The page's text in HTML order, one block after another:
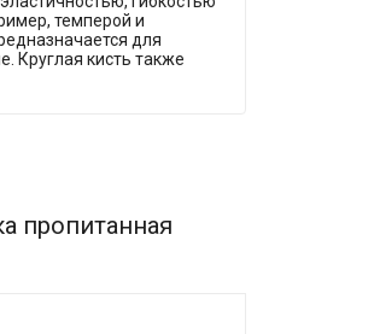
темперой и
для
Круглая кисть также
пропитанная